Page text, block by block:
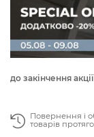
до закінчення акції
Повернення і
товарів